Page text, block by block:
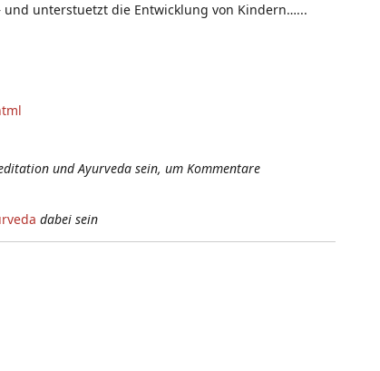
unterstuetzt die Entwicklung von Kindern…...
und Ayurveda sein, um Kommentare
dabei sein